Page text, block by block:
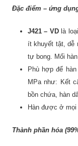
Đặc điểm – ứng
J421 – VDlà
ít khuyết tật, dễ
tự bong. Mối hàn
Phù hợp để
MPa như: Kết
bồn chứa, hàn
Hàn được ở mọi
Thành phần hóa